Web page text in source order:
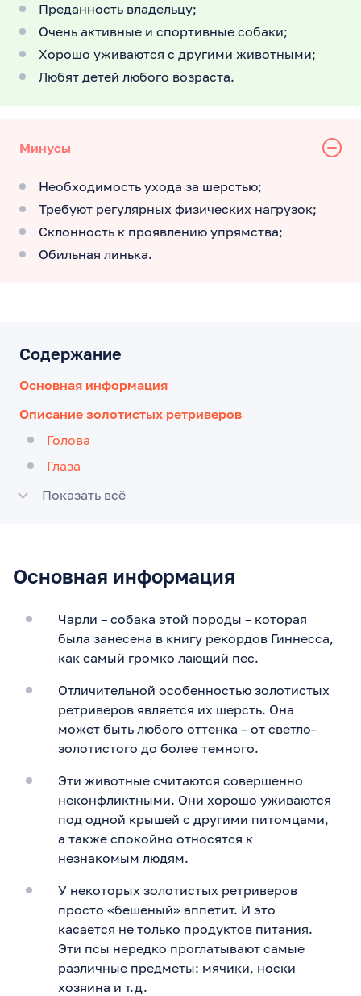
Преданность владельцу;
Очень активные и спортивные собаки;
Хорошо уживаются с другими животными;
Любят детей любого возраста.
Минусы
Необходимость ухода за шерстью;
Требуют регулярных физических нагрузок;
Склонность к проявлению упрямства;
Обильная линька.
Содержание
Основная информация
Описание золотистых ретриверов
Голова
Глаза
Показать всё
Основная информация
Чарли – собака этой породы – которая
была занесена в книгу рекордов Гиннесса,
как самый громко лающий пес.
Отличительной особенностью золотистых
ретриверов является их шерсть. Она
может быть любого оттенка – от светло-
золотистого до более темного.
Эти животные считаются совершенно
неконфликтными. Они хорошо уживаются
под одной крышей с другими питомцами,
а также спокойно относятся к
незнакомым людям.
У некоторых золотистых ретриверов
просто «бешеный» аппетит. И это
касается не только продуктов питания.
Эти псы нередко проглатывают самые
различные предметы: мячики, носки
хозяина и т.д.